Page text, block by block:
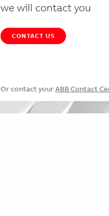
we will contact you
CONTACT US
Or contact your ABB Contact